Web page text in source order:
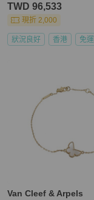
TWD 96,533
現折 2,000
狀況良好 香港 免運
Van Cleef & Arpels